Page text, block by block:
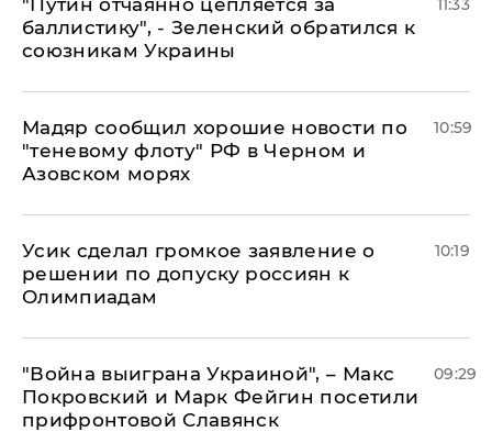
"Путин отчаянно цепляется за
баллистику", - Зеленский обратился к
союзникам Украины
11:33
Мадяр сообщил хорошие новости по
"теневому флоту" РФ в Черном и
Азовском морях
10:59
Усик сделал громкое заявление о
решении по допуску россиян к
Олимпиадам
10:19
"Война выиграна Украиной", – Макс
Покровский и Марк Фейгин посетили
прифронтовой Славянск
09:29